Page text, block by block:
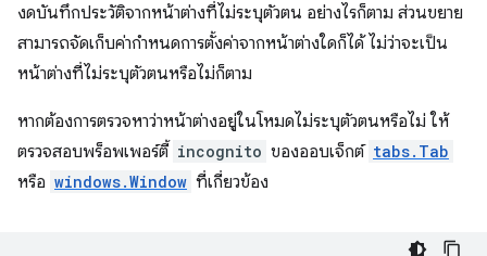
งดบันทึกประวัติจากหน้าต่างที่ไม่ระบุตัวตน อย่างไรก็ตาม ส่วนขยาย
สามารถจัดเก็บค่ากำหนดการตั้งค่าจากหน้าต่างใดก็ได้ ไม่ว่าจะเป็น
หน้าต่างที่ไม่ระบุตัวตนหรือไม่ก็ตาม
หากต้องการตรวจหาว่าหน้าต่างอยู่ในโหมดไม่ระบุตัวตนหรือไม่ ให้
ตรวจสอบพร็อพเพอร์ตี้ incognito ของออบเจ็กต์ tabs.Tab
หรือ windows.Window ที่เกี่ยวข้อง